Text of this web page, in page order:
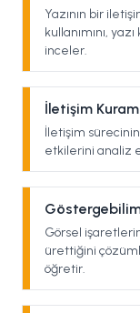
Yazının bir
kullanımını,
inceler.
İletişim
İletişim
etkilerini analiz
Görsel
ürettiğini
öğretir.